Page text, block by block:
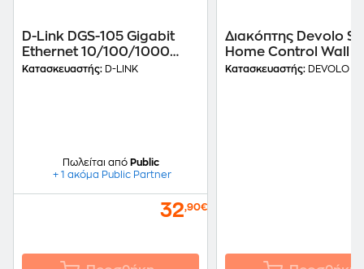
D-Link DGS-105 Gigabit
Ethernet 10/100/1000
Unmanaged Desktop
Κατασκευαστής: D-LINK
Πωλείται από Public
+ 1 ακόμα Public Partner
32,90€
Διακόπτης Devolo
Home Control Wall
Z-Wave - Λευκό
Κατασκευαστής: DEVOLO